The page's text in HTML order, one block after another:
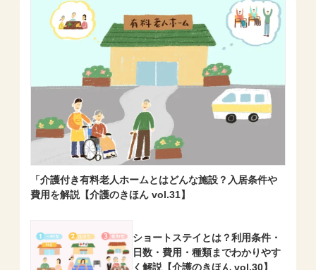
「介護付き有料老人ホームとはどんな施設？入居条件や
費用を解説【介護のきほん vol.31】
ショートステイとは？利用条件・
日数・費用・種類までわかりやす
く解説【介護のきほん vol.30】